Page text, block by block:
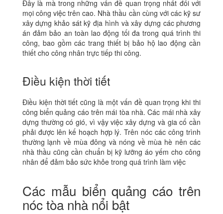
Đây là mà trong những vấn đề quan trọng nhất đối với
mọi công việc trên cao. Nhà thầu cần cùng với các kỹ sư
xây dựng khảo sát kỹ địa hình và xây dựng các phương
án đảm bảo an toàn lao động tối đa trong quá trình thi
công, bao gồm các trang thiết bị bảo hộ lao động cần
thiết cho công nhân trực tiếp thi công.
Điều kiện thời tiết
Điều kiện thời tiết cũng là một vấn đề quan trọng khi thi
công biển quảng cáo trên mái tòa nhà. Các mái nhà xây
dựng thường có gió, vì vậy việc xây dựng và gia cố cần
phải được lên kế hoạch hợp lý. Trên nóc các công trình
thường lạnh về mùa đông và nóng về mùa hè nên các
nhà thầu cũng cần chuẩn bị kỹ lưỡng áo yếm cho công
nhân để đảm bảo sức khỏe trong quá trình làm việc
Các mẫu biển quảng cáo trên
nóc tòa nhà nổi bật